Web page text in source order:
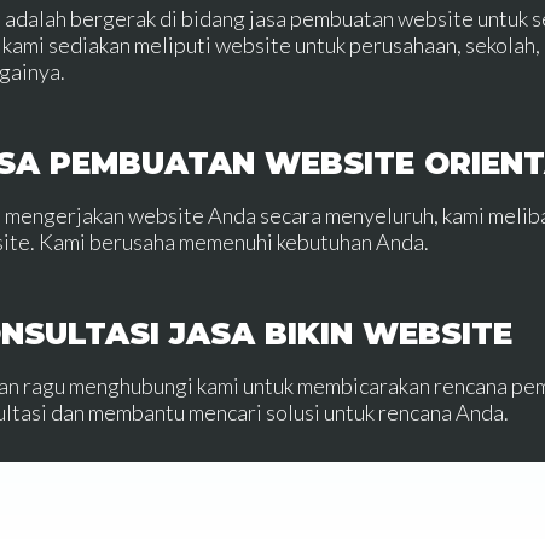
adalah bergerak di bidang jasa pembuatan website untuk
sediakan meliputi website untuk perusahaan,
PEMBUATAN WEBSITE
website Anda secara menyeluruh, kami
Kami berusaha memenuhi kebutuhan Anda.
JASA BIKIN WEBSITE
ragu menghubungi kami untuk membicarakan rencana
dan membantu mencari solusi untuk rencana Anda.